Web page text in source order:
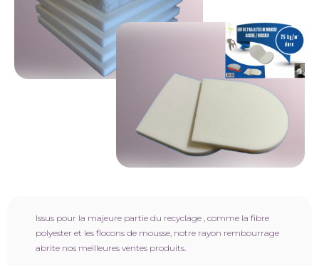
Issus pour la majeure partie du recyclage , comme la fibre
polyester et les flocons de mousse, notre rayon rembourrage
abrite nos meilleures ventes produits.